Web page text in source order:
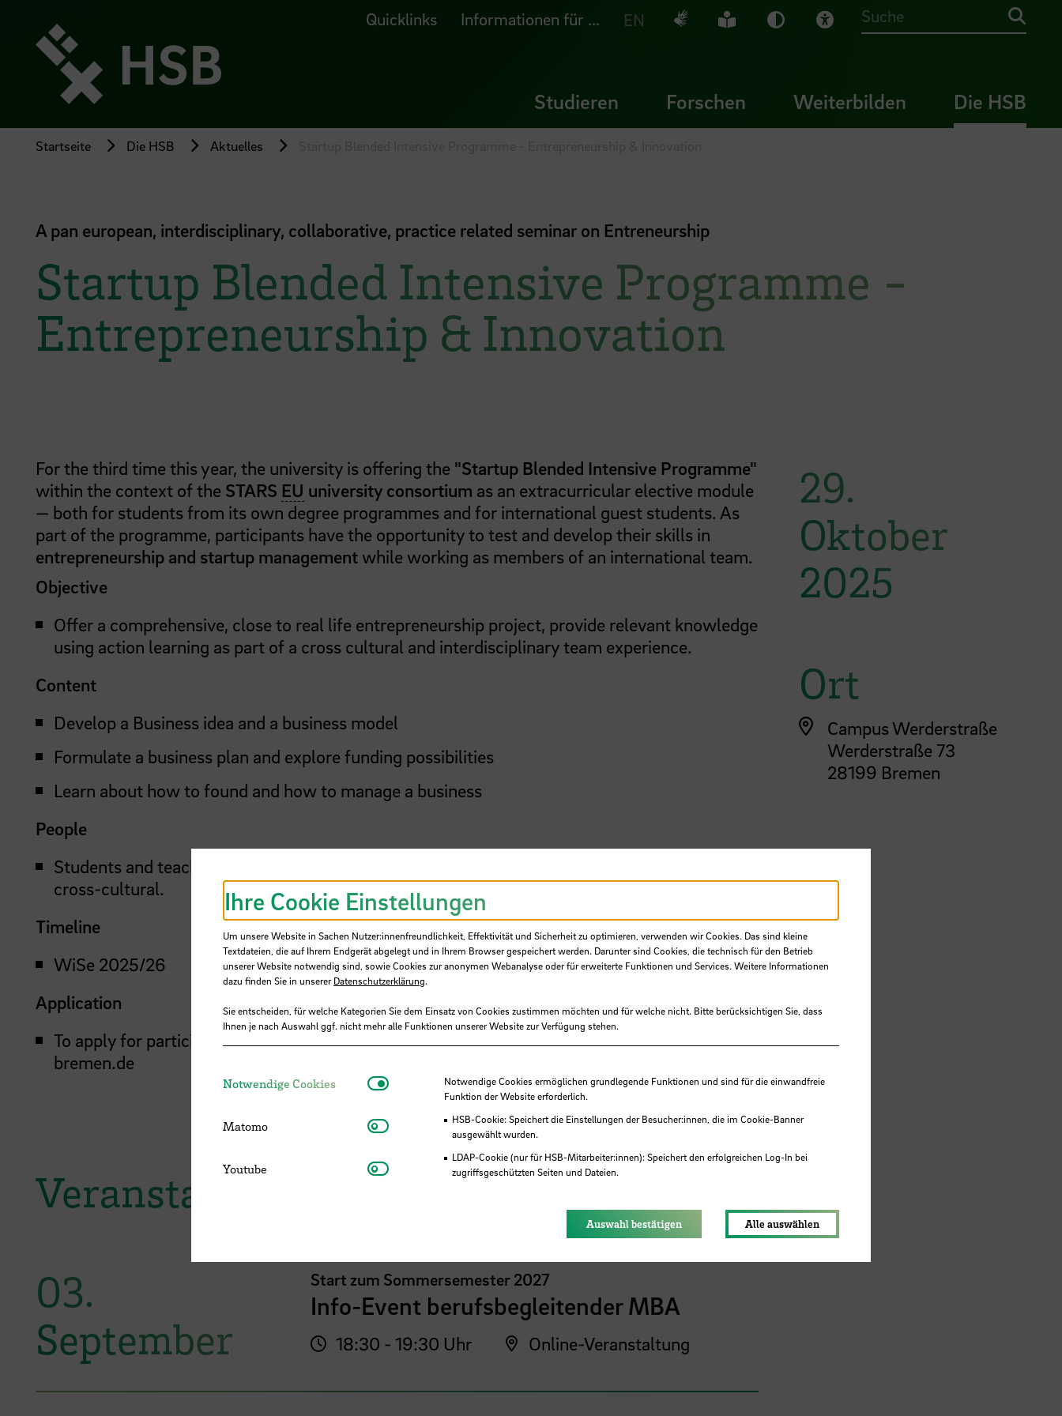
Seiteninhalt
springen
Quicklinks Informationen für ... EN Deutsche Gebärdensprache
Leichte Sprache
Dunkel-Modus
Visuelle Hilfe
Suche
Studieren Forschen Weiterbilden Die HSB
Startseite Die HSB Aktuelles
A pan european, interdisciplinary, collaborative, practice related seminar on Entreneurship
Startup Blended Intensive Programme -
Entrepreneurship & Innovation
For the third time this year, the university is offering the "Startup Blended Intensive Programme"
within the context of the STARS EU university consortium as an extracurricular elective module
— both for students from its own degree programmes and for international guest students. As
part of the programme, participants have the opportunity to test and develop their skills in
entrepreneurship and startup management while working as members of an international team.
Objective
Offer a comprehensive, close to real life entrepreneurship project, provide relevant knowledge
using action learning as part of a cross cultural and interdisciplinary team experience.
Content
Develop a Business idea and a business model
Formulate a business plan and explore funding possibilities
Learn about how to found and how to manage a business
People
Students and teachers of STARS
cross-cultural.
Timeline
WiSe 2025/26
Application
To apply for participation contact your universities Erasmus Coordinator: stephan.form@hs-
bremen.de
29.
Oktober
2025
Ort
Campus Werderstraße
Werderstraße 73
28199 Bremen
Veranstaltungen der HSB
03.
September
Start zum Sommersemester 2027
Info-Event berufsbegleitender MBA
18:30 - 19:30 Uhr Online-Veranstaltung
Ihre Cookie Einstellungen
Um unsere Website in Sachen Nutzer:innenfreundlichkeit, Effektivität und Sicherheit zu optimieren, verwenden wir Cookies. Das sind kleine
Textdateien, die auf Ihrem Endgerät abgelegt und in Ihrem Browser gespeichert werden. Darunter sind Cookies, die technisch für den Betrieb
unserer Website notwendig sind, sowie Cookies zur anonymen Webanalyse oder für erweiterte Funktionen und Services. Weitere Informationen
dazu finden Sie in unsererDatenschutzerklärung.
Sie entscheiden, für welche Kategorien Sie dem Einsatz von Cookies zustimmen möchten und für welche nicht. Bitte berücksichtigen Sie, dass
Ihnen je nach Auswahl ggf. nicht mehr alle Funktionen unserer Website zur Verfügung stehen.
Notwendige Cookies Notwendige CookiesNotwendige Cookies ermöglichen grundlegende Funktionen und sind für die einwandfreie
Funktion der Website erforderlich.
HSB-Cookie: Speichert die Einstellungen der Besucher:innen, die im Cookie-Banner
ausgewählt wurden.
LDAP-Cookie (nur für HSB-Mitarbeiter:innen): Speichert den erfolgreichen Log-In bei
zugriffsgeschützten Seiten und Dateien.
Matomo Matomo
Youtube Youtube
Auswahl bestätigen Alle auswählen